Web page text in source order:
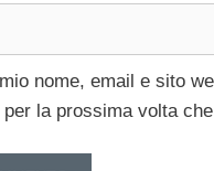
nome, email e sito
per la prossima volta